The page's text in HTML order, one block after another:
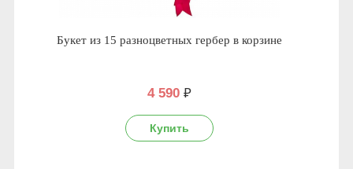
Букет из 15 разноцветных гербер в корзине
4 590 ₽